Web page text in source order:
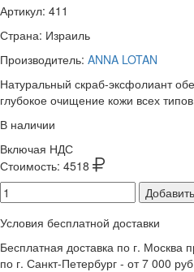
Артикул: 411
Страна: Израиль
Производитель: ANNA LOTAN
Натуральный скраб-эксфолиант
глубокое очищение кожи всех
В наличии
Включая НДС
Стоимость: 4518
Условия бесплатной доставки
Бесплатная доставка по г. Москва
по г. Санкт-Петербург - от 7 000